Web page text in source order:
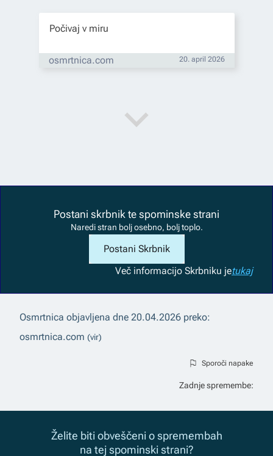
Počivaj v miru
osmrtnica.com 20. april 2026
Postani skrbnik te spominske strani
Naredi stran bolj osebno, bolj toplo.
Postani Skrbnik
Več informacijo Skrbniku jetukaj
Osmrtnica objavljena dne 20.04.2026 preko:
osmrtnica.com (vir)
Sporoči napake
Zadnje spremembe:
Želite biti obveščeni o spremembah
na tej spominski strani?